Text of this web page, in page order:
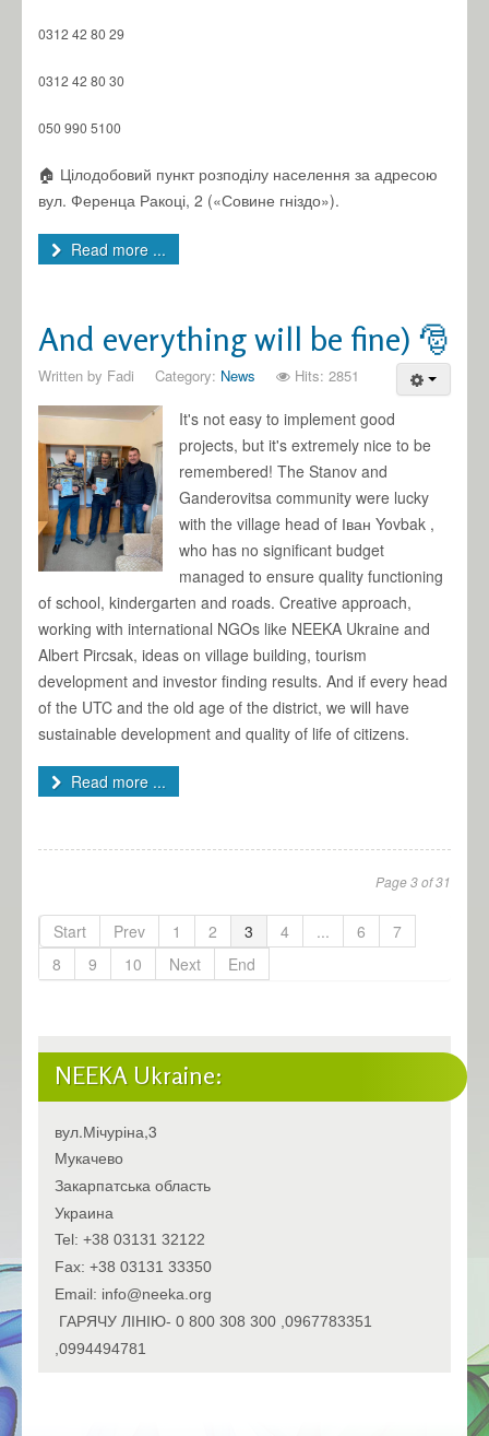
0312 42 80 29
0312 42 80 30
050 990 5100
🏠 Цілодобовий пункт розподілу населення за адресою
вул. Ференца Ракоці, 2 («Совине гніздо»).
Read more ...
And everything will be fine) 🎅
Written by Fadi Category: News Hits: 2851
It's not easy to implement good
projects, but it's extremely nice to be
remembered! The Stanov and
Ganderovitsa community were lucky
with the village head of Іван Yovbak ,
who has no significant budget
managed to ensure quality functioning
of school, kindergarten and roads. Creative approach,
working with international NGOs like NEEKA Ukraine and
Albert Pircsak, ideas on village building, tourism
development and investor finding results. And if every head
of the UTC and the old age of the district, we will have
sustainable development and quality of life of citizens.
Read more ...
Page 3 of 31
Start Prev 1 2 3 4 ... 6
7
8
9 10 Next End
NEEKA Ukraine:
вул.Мічуріна,3
Мукачево
Закарпатська область
Украина
Tel: +38 03131 32122
Fax: +38 03131 33350
Email: info@neeka.org
ГАРЯЧУ ЛІНІЮ- 0 800 308 300 ,0967783351
,0994494781